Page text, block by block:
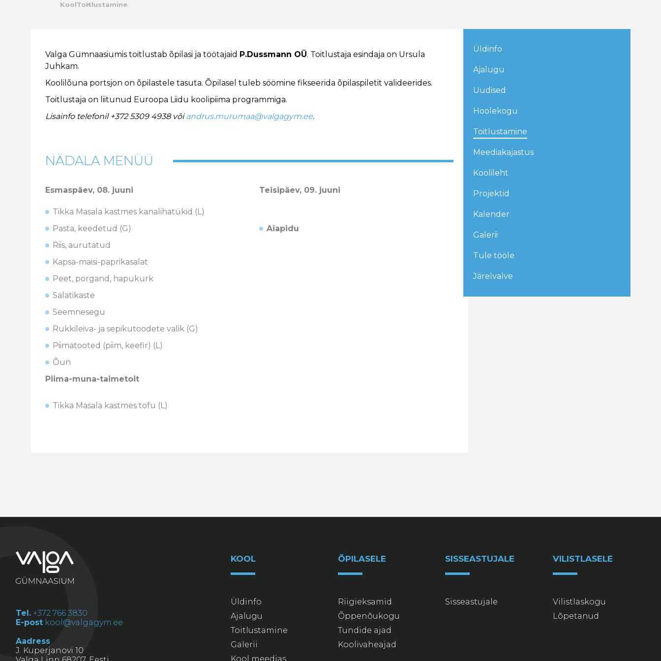
KoolToitlustamine
Valga Gümnaasiumis toitlustab õpilasi ja töötajaid P.Dussmann OÜ. Toitlustaja esindaja on Ursula
Juhkam.
Koolilõuna portsjon on õpilastele tasuta. Õpilasel tuleb söömine fikseerida õpilaspiletit valideerides.
Toitlustaja on liitunud Euroopa Liidu koolipiima programmiga.
Lisainfo telefonil +372 5309 4938 võiandrus.murumaa@valgagym.ee.
NÄDALA MENÜÜ
Esmaspäev, 08. juuni
Tikka Masala kastmes kanalihatükid (L)
Pasta, keedetud (G)
Riis, aurutatud
Kapsa-maisi-paprikasalat
Peet, porgand, hapukurk
Salatikaste
Seemnesegu
Rukkileiva- ja sepikutoodete valik (G)
Piimatooted (piim, keefir) (L)
Õun
Piima-muna-taimetoit
Tikka Masala kastmes tofu (L)
Teisipäev, 09. juuni
Aiapidu
Üldinfo
Ajalugu
Uudised
Hoolekogu
Toitlustamine
Meediakajastus
Koolileht
Projektid
Kalender
Galerii
Tule tööle
Järelvalve
Tel. +372 766 3830
E-post kool@valgagym.ee
Aadress
J. Kuperjanovi 10
KOOL
Üldinfo
Ajalugu
Toitlustamine
Galerii
Kool meedias
ÕPILASELE
Riigieksamid
Õppenõukogu
Tundide ajad
Koolivaheajad
SISSEASTUJALE
Sisseastujale
VILISTLASELE
Vilistlaskogu
Lõpetanud